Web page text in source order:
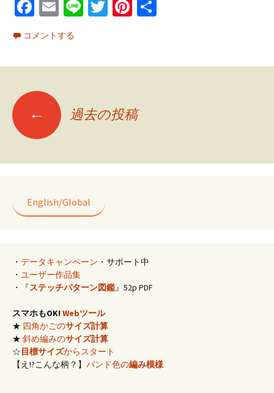
Fa
ce
b
o
o
E
m
ai
l
Li
T
er
Pi
es
コメントする
投
稿
ビ
ゲ
ー
シ
ョ
← 過去の投稿
English/Global
・ データキャンペーン ・サポート中
・ ユーザー作品集
・『ステッチパターン図鑑』52p PDF
スマホもOK! Webツール
★ 四角かごのサイズ計算
★ 斜め編みのサイズ計算
☆目標サイズからスタート
【え!?こんな柄？】 バンド色の編み模様